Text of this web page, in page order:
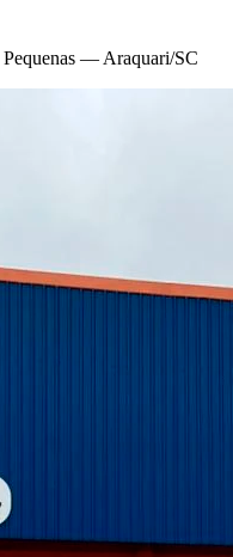
— Araquari/SC